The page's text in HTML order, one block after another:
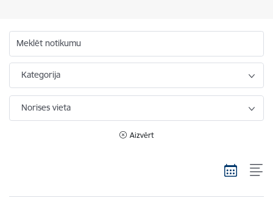
Meklēt notikumu
Kategorija
Norises vieta
Aizvērt